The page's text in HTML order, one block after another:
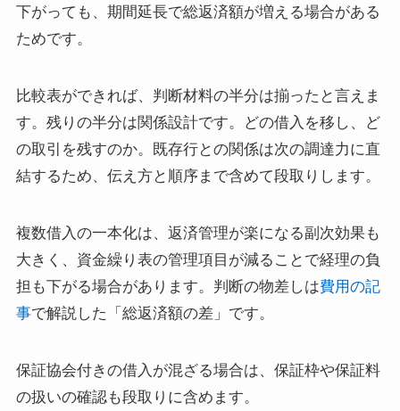
下がっても、期間延長で総返済額が増える場合がある
ためです。
比較表ができれば、判断材料の半分は揃ったと言えま
す。残りの半分は関係設計です。どの借入を移し、ど
の取引を残すのか。既存行との関係は次の調達力に直
結するため、伝え方と順序まで含めて段取りします。
複数借入の一本化は、返済管理が楽になる副次効果も
大きく、資金繰り表の管理項目が減ることで経理の負
担も下がる場合があります。判断の物差しは費用の記
事で解説した「総返済額の差」です。
保証協会付きの借入が混ざる場合は、保証枠や保証料
の扱いの確認も段取りに含めます。